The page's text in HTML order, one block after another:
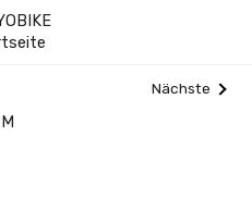
Nächste